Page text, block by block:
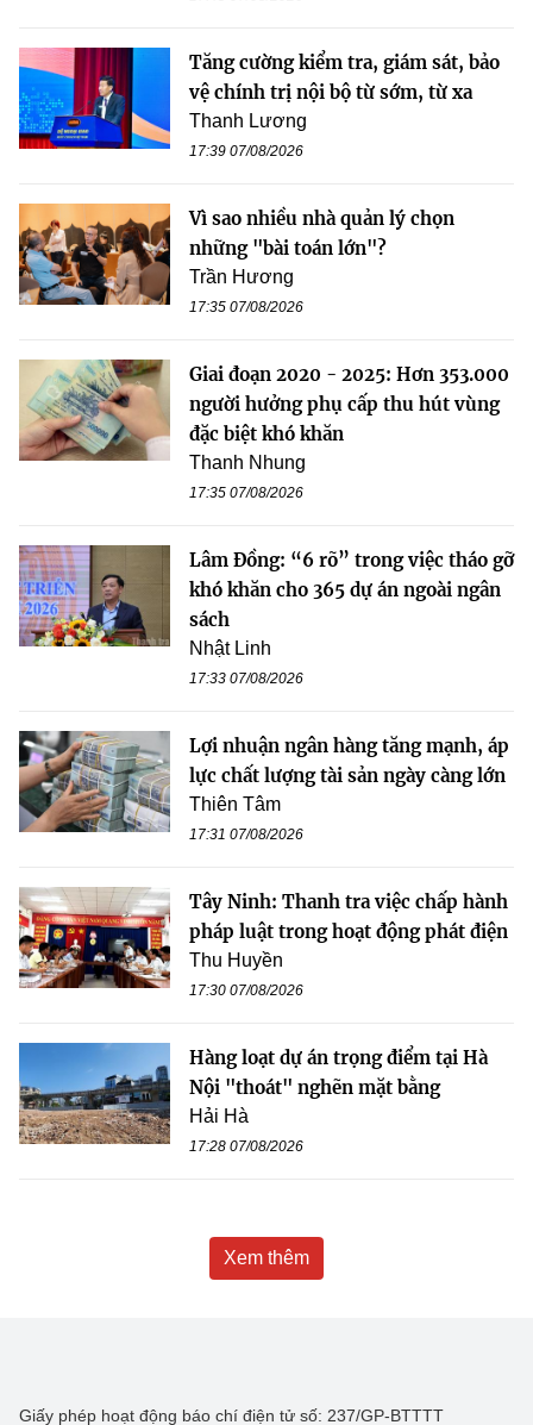
Tăng cường kiểm tra, giám sát, bảo
vệ chính trị nội bộ từ sớm, từ xa
Thanh Lương
17:39 07/08/2026
Vì sao nhiều nhà quản lý chọn
những "bài toán lớn"?
Trần Hương
17:35 07/08/2026
Giai đoạn 2020 - 2025: Hơn 353.000
người hưởng phụ cấp thu hút vùng
đặc biệt khó khăn
Thanh Nhung
17:35 07/08/2026
Lâm Đồng: “6 rõ” trong việc tháo gỡ
khó khăn cho 365 dự án ngoài ngân
sách
Nhật Linh
17:33 07/08/2026
Lợi nhuận ngân hàng tăng mạnh, áp
lực chất lượng tài sản ngày càng lớn
Thiên Tâm
17:31 07/08/2026
Tây Ninh: Thanh tra việc chấp hành
pháp luật trong hoạt động phát điện
Thu Huyền
17:30 07/08/2026
Hàng loạt dự án trọng điểm tại Hà
Nội "thoát" nghẽn mặt bằng
Hải Hà
17:28 07/08/2026
Xem thêm
Giấy phép hoạt động báo chí điện tử số: 237/GP-BTTTT